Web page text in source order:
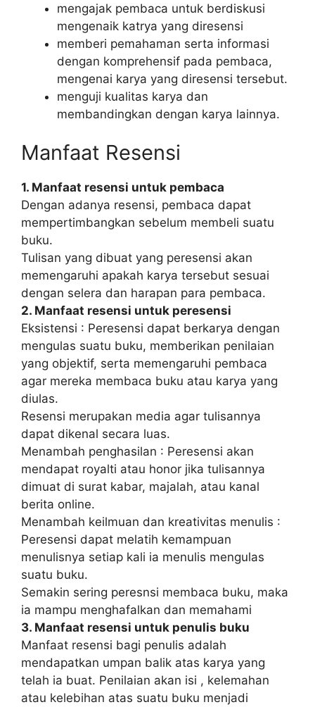
mengajak pembaca untuk berdiskusi
mengenaik katrya yang diresensi
memberi pemahaman serta informasi
dengan komprehensif pada pembaca,
mengenai karya yang diresensi tersebut.
menguji kualitas karya dan
membandingkan dengan karya lainnya.
Manfaat Resensi
1. Manfaat resensi untuk pembaca
Dengan adanya resensi, pembaca dapat
mempertimbangkan sebelum membeli suatu
buku.
Tulisan yang dibuat yang peresensi akan
memengaruhi apakah karya tersebut sesuai
dengan selera dan harapan para pembaca.
2. Manfaat resensi untuk peresensi
Eksistensi : Peresensi dapat berkarya dengan
mengulas suatu buku, memberikan penilaian
yang objektif, serta memengaruhi pembaca
agar mereka membaca buku atau karya yang
diulas.
Resensi merupakan media agar tulisannya
dapat dikenal secara luas.
Menambah penghasilan : Peresensi akan
mendapat royalti atau honor jika tulisannya
dimuat di surat kabar, majalah, atau kanal
berita online.
Menambah keilmuan dan kreativitas menulis :
Peresensi dapat melatih kemampuan
menulisnya setiap kali ia menulis mengulas
suatu buku.
Semakin sering peresnsi membaca buku, maka
ia mampu menghafalkan dan memahami
3. Manfaat resensi untuk penulis buku
Manfaat resensi bagi penulis adalah
mendapatkan umpan balik atas karya yang
telah ia buat. Penilaian akan isi , kelemahan
atau kelebihan atas suatu buku menjadi